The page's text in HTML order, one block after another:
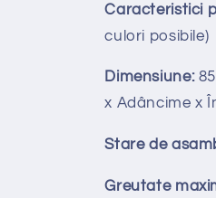
Caracteristici
culori posibile)
Dimensiune:
x Adâncime x
Stare de
Greutate